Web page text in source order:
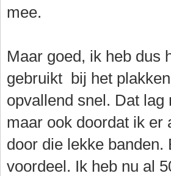
mee.
Maar goed, ik heb dus
gebruikt bij het
opvallend snel. Dat
maar ook doordat ik er
door die lekke banden.
voordeel. Ik heb nu al